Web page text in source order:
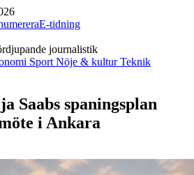
E-tidning
journalistik
Sport Nöje & kulturTeknik
Saabs spaningsplan
i Ankara